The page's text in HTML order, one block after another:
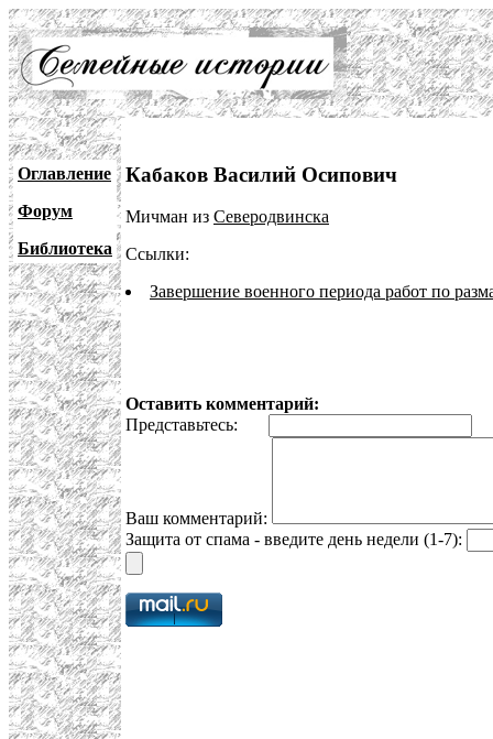
Оглавление
Форум
Библиотека
Кабаков Василий Осипович
Мичман из Северодвинска
Ссылки:
Завершение военного периода работ по
Оставить комментарий:
Представьтесь:
Ваш комментарий:
Защита от спама - введите день недели (1-7):